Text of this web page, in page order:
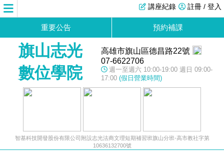
註冊 / 登入
講座紀錄
重要公告 預約補課
旗山志光
數位學院
高雄市旗山區德昌路22號
07-6622706
週一至週六 10:00-19:00 週日 09:00-
17:00 (假日營業時間)
智基科技開發股份有限公司附設志光法商文理短期補習班旗山分班-高市教社字第
10636132700號